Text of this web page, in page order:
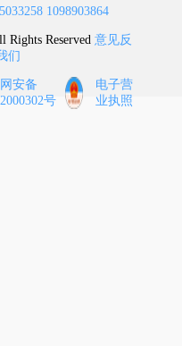
1098903864
Reserved 意见反
们
安备
号
电子营
业执照